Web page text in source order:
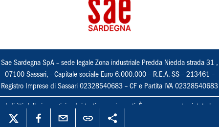
Sae Sardegna SpA – sede legale Zona industriale Predda Niedda strada 31 ,
07100 Sassari, - Capitale sociale Euro 6.000.000 – R.E.A. SS – 213461 –
Registro Imprese di Sassari 02328540683 – CF e Partita IVA 02328540683
I diritti delle immagini e dei testi sono riservati. È espressamente vietata la
loro riproduzione con qualsiasi mezzo e l'adattamento totale o parziale.